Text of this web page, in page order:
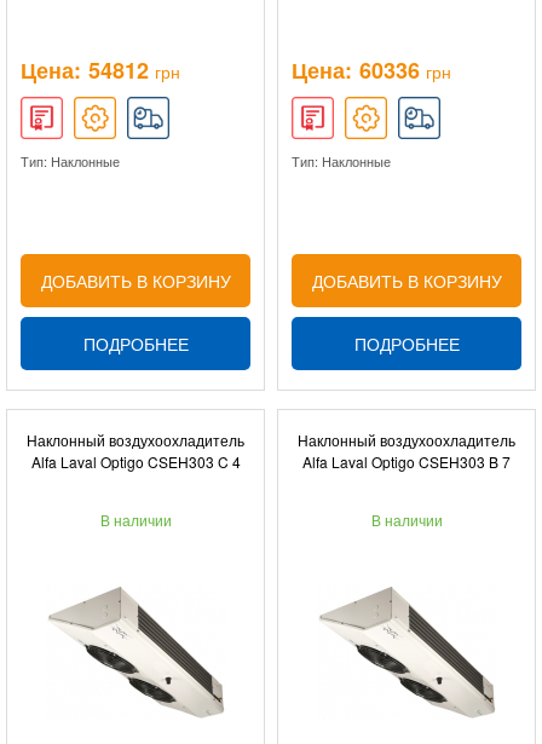
Цена: 54812 грн
Тип: Наклонные
ДОБАВИТЬ В КОРЗИНУ
ПОДРОБНЕЕ
Цена: 60336 грн
Тип: Наклонные
ДОБАВИТЬ В КОРЗИНУ
ПОДРОБНЕЕ
Наклонный воздухоохладитель
Alfa Laval Optigo CSEH303 C 4
В наличии
Наклонный воздухоохладитель
Alfa Laval Optigo CSEH303 B 7
В наличии